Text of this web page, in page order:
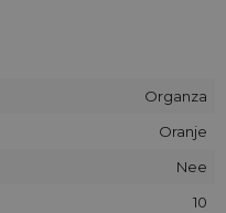
Organza
Oranje
Nee
10